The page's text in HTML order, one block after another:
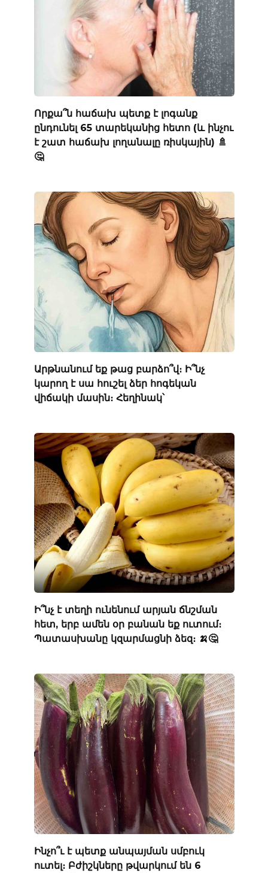
Որքա՞ն հաճախ պետք է լոգանք
ընդունել 65 տարեկանից հետո (և ինչու
է շատ հաճախ լողանալը ռիսկային) 🚿
🤔
Արթնանում եք թաց բարձո՞վ։ Ի՞նչ
կարող է սա հուշել ձեր հոգեկան
վիճակի մասին։ Հեղինակ՝
Ի՞նչ է տեղի ունենում արյան ճնշման
հետ, երբ ամեն օր բանան եք ուտում։
Պատասխանը կզարմացնի ձեզ։ 🍌🤔
Ինչո՞ւ է պետք անպայման սմբուկ
ուտել։ Բժիշկները թվարկում են 6